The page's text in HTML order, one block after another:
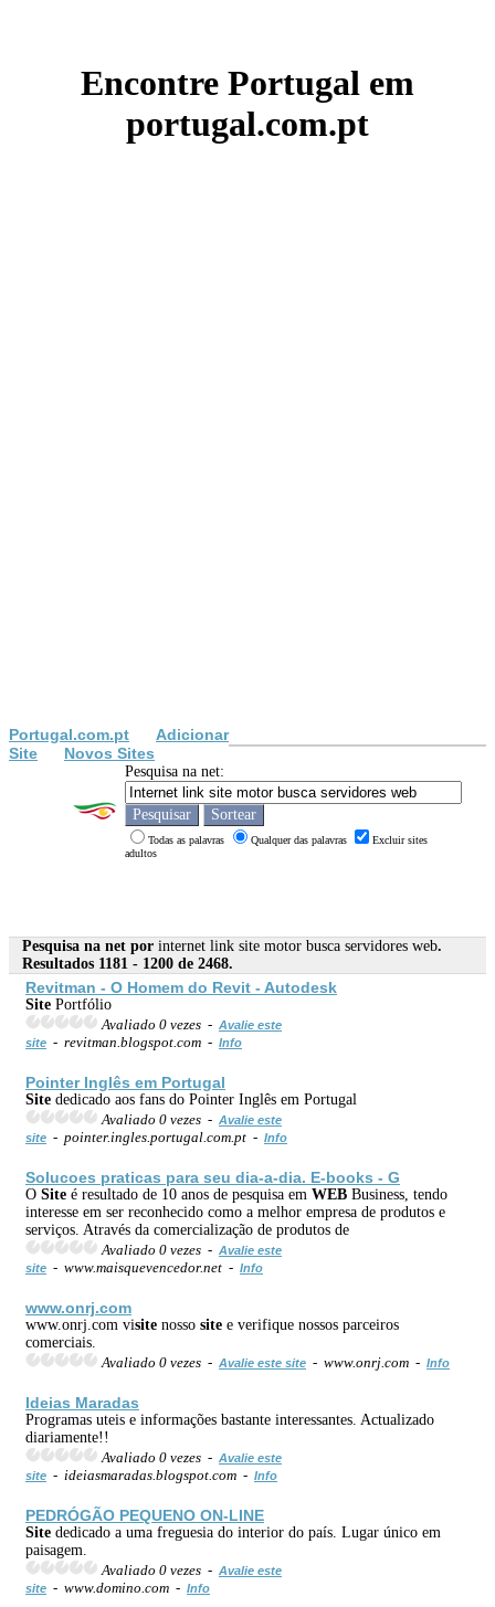
Encontre Portugal em
portugal.com.pt
Portugal.com.pt
Adicionar
Site
Novos Sites
Pesquisa na net:
Todas as palavras Qualquer das palavras
Excluir sites
adultos
Pesquisa na net por internet link site motor busca servidores web.
Resultados 1181 - 1200 de 2468.
Revitman - O Homem do Revit - Autodesk
Site Portfólio
Avaliado 0 vezes - Avalie este
site - revitman.blogspot.com - Info
Pointer Inglês em Portugal
Site dedicado aos fans do Pointer Inglês em Portugal
Avaliado 0 vezes - Avalie este
site - pointer.ingles.portugal.com.pt - Info
Solucoes praticas para seu dia-a-dia. E-books - G
O Site é resultado de 10 anos de pesquisa em WEB Business, tendo
interesse em ser reconhecido como a melhor empresa de produtos e
serviços. Através da comercialização de produtos de
Avaliado 0 vezes - Avalie este
site - www.maisquevencedor.net - Info
www.onrj.com
www.onrj.com visite nosso site e verifique nossos parceiros
comerciais.
Avaliado 0 vezes - Avalie este site - www.onrj.com - Info
Ideias Maradas
Programas uteis e informações bastante interessantes. Actualizado
diariamente!!
Avaliado 0 vezes - Avalie este
site - ideiasmaradas.blogspot.com - Info
PEDRÓGÃO PEQUENO ON-LINE
Site dedicado a uma freguesia do interior do país. Lugar único em
paisagem.
Avaliado 0 vezes - Avalie este
site - www.domino.com - Info